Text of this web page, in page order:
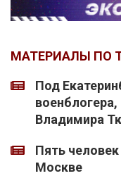
МАТЕРИАЛЫ ПО
Под
Владимира
Пять
Москве